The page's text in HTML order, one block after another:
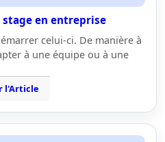
stage en entreprise
celui-ci. De manière à
à une équipe ou à une
l'Article